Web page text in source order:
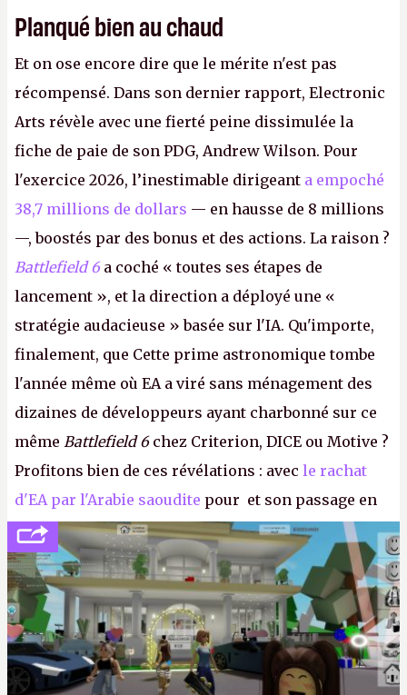
Planqué bien au chaud
Et on ose encore dire que le mérite n'est pas
récompensé. Dans son dernier rapport, Electronic
Arts révèle avec une fierté peine dissimulée la
fiche de paie de son PDG, Andrew Wilson. Pour
l'exercice 2026, l’inestimable dirigeant a empoché
38,7 millions de dollars — en hausse de 8 millions
—, boostés par des bonus et des actions. La raison ?
Battlefield 6 a coché « toutes ses étapes de
lancement », et la direction a déployé une «
stratégie audacieuse » basée sur l'IA. Qu'importe,
finalement, que Cette prime astronomique tombe
l'année même où EA a viré sans ménagement des
dizaines de développeurs ayant charbonné sur ce
même Battlefield 6chez Criterion, DICE ou Motive ?
Profitons bien de ces révélations : avec le rachat
d'EA par l'Arabie saoudite pour et son passage en
société privée, l'éditeur n'aura bientôt plus
l'obligation de publier ses bilans. Encore une
victoire pour la transparence.P.